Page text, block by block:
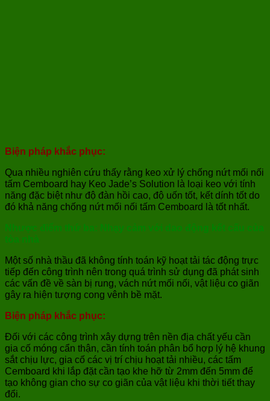
Biện pháp khắc phục:
Qua nhiều nghiên cứu thấy rằng keo xử lý chống nứt mối nối
tấm Cemboard hay Keo Jade’s Solution là loại keo với tính
năng đặc biệt như độ đàn hồi cao, độ uốn tốt, kết dính tốt do
đó khả năng chống nứt mối nối tấm Cemboard là tốt nhất.
Nhược điểm thứ ba: Nhạy cảm với dao động kết cấu của
tòa nhà
Một số nhà thầu đã không tính toán kỹ hoạt tải tác động trực
tiếp đến công trình nên trong quá trình sử dụng đã phát sinh
các vấn đề về sàn bị rung, vách nứt mối nối, vật liệu co giãn
gây ra hiện tượng cong vênh bề mặt.
Biện pháp khắc phục:
Đối với các công trình xây dựng trên nền địa chất yếu cần
gia cố móng cẩn thận, cần tính toán phân bổ hợp lý hệ khung
sắt chịu lực, gia cố các vị trí chịu hoạt tải nhiều, các tấm
Cemboard khi lắp đặt cần tạo khe hỡ từ 2mm đến 5mm để
tạo không gian cho sự co giãn của vật liệu khi thời tiết thay
đổi.